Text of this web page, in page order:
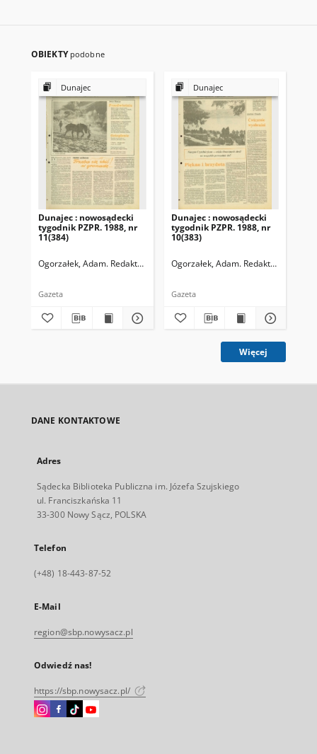
OBIEKTY podobne
Dunajec
Dunajec : nowosądecki
tygodnik PZPR. 1988, nr
11(384)
Ogorzałek, Adam. Redaktor naczelny
Gazeta
Dunajec
Dunajec : nowosądecki
tygodnik PZPR. 1988, nr
10(383)
Ogorzałek, Adam. Redaktor naczelny
Gazeta
Więcej
DANE KONTAKTOWE
Adres
Sądecka Biblioteka Publiczna im. Józefa Szujskiego
ul. Franciszkańska 11
33-300 Nowy Sącz, POLSKA
Telefon
(+48) 18-443-87-52
E-Mail
region@sbp.nowysacz.pl
Odwiedź nas!
https://sbp.nowysacz.pl/
Instagram
Facebook
InstagramInstagram